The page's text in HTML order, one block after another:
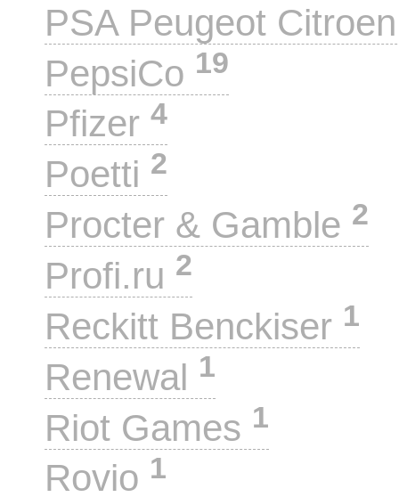
PSA Peugeot
PepsiCo 19
Pfizer 4
Poetti 2
Procter & Gamble 2
Profi.ru 2
Reckitt Benckiser 1
Renewal 1
Riot Games 1
Rovio 1